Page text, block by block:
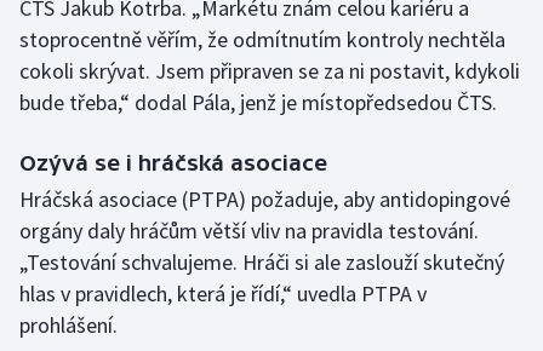
Plavání
Plážový volejbal
Rychlobruslení
Rychlostní kanoistika
Short track
ČTS Jakub Kotrba. „Markétu znám celou kariéru a
stoprocentně věřím, že odmítnutím kontroly nechtěla
cokoli skrývat. Jsem připraven se za ni postavit, kdykoli
bude třeba,“ dodal Pála, jenž je místopředsedou ČTS.
Ozývá se i hráčská asociace
Hráčská asociace (PTPA) požaduje, aby antidopingové
orgány daly hráčům větší vliv na pravidla testování.
„Testování schvalujeme. Hráči si ale zaslouží skutečný
hlas v pravidlech, která je řídí,“ uvedla PTPA v
prohlášení.